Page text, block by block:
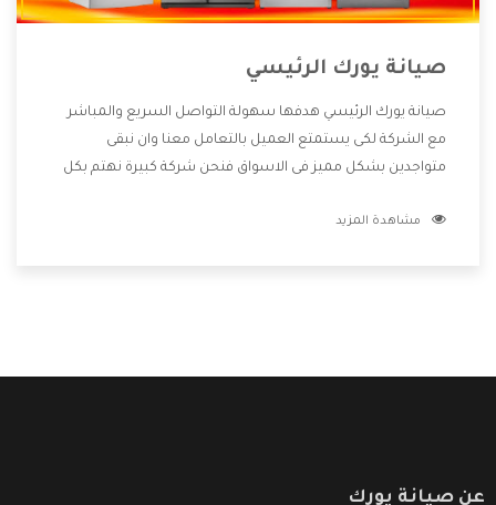
صيانة يورك الرئيسي
صيانة يورك الرئيسي هدفها سهولة التواصل السريع والمباشر
مع الشركة لكى يستمتع العميل بالتعامل معنا وان نبقى
متواجدين بشكل مميز فى الاسواق فنحن شركة كبيرة نهتم بكل
الشركة بها والتى تكون منها خدمة الصيانة التى تكون من أهم
مشاهدة المزيد
عن صيانة يورك